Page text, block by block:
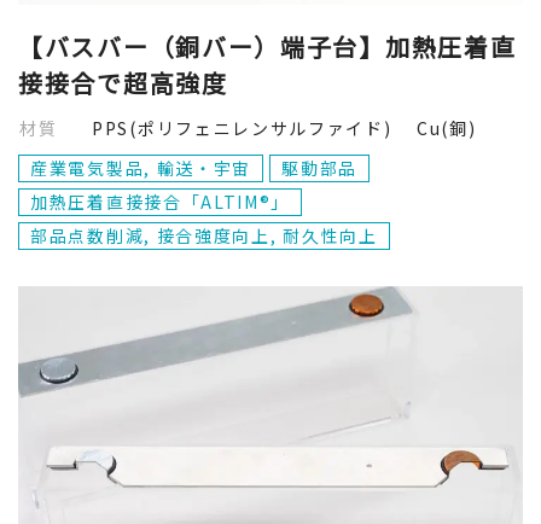
【バスバー（銅バー）端子台】加熱圧着直
接接合で超高強度
材質
PPS(ポリフェニレンサルファイド) Cu(銅)
産業電気製品, 輸送・宇宙
駆動部品
加熱圧着直接接合「ALTIM®」
部品点数削減, 接合強度向上, 耐久性向上